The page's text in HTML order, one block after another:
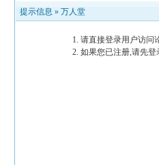
提示信息 » 万人堂
请直接登录用户访问
如果您已注册,请先